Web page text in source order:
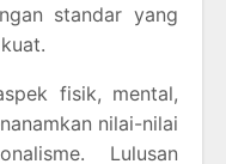
standar yang
fisik, mental,
nilai-nilai
Lulusan